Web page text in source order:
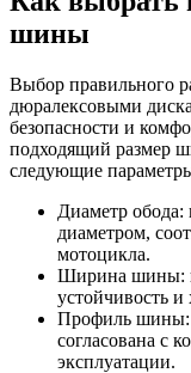
шины
Выбор правильного
дюралексовыми
безопасности и
подходящий размер
следующие
Диаметр
диаметром,
мотоцикла.
Ширина шины:
устойчивость
Профиль шины:
согласована с
эксплуатации.